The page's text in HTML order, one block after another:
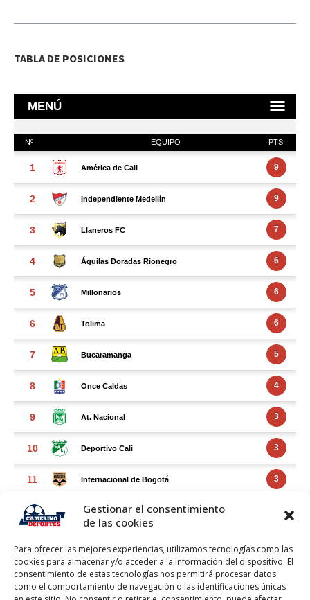
Gestionar el consentimiento
de las cookies
Para ofrecer las mejores experiencias, utilizamos tecnologías como las
cookies para almacenar y/o acceder a la información del dispositivo. El
consentimiento de estas tecnologías nos permitirá procesar datos
como el comportamiento de navegación o las identificaciones únicas
TABLA DE POSICIONES